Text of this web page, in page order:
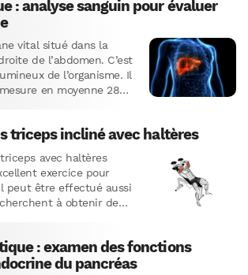
: analyse sanguin pour évaluer
vital situé dans la
de l’abdomen. C’est
de l’organisme. Il
en moyenne 28…
triceps incliné avec haltères
avec haltères
exercice pour
peut être effectué aussi
à obtenir de
: examen des fonctions
du pancréas